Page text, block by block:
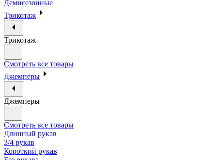
Демисезонные
Трикотаж
Трикотаж
Смотреть все товары
Джемперы
Джемперы
Смотреть все товары
Длинный рукав
3/4 рукав
Короткий рукав